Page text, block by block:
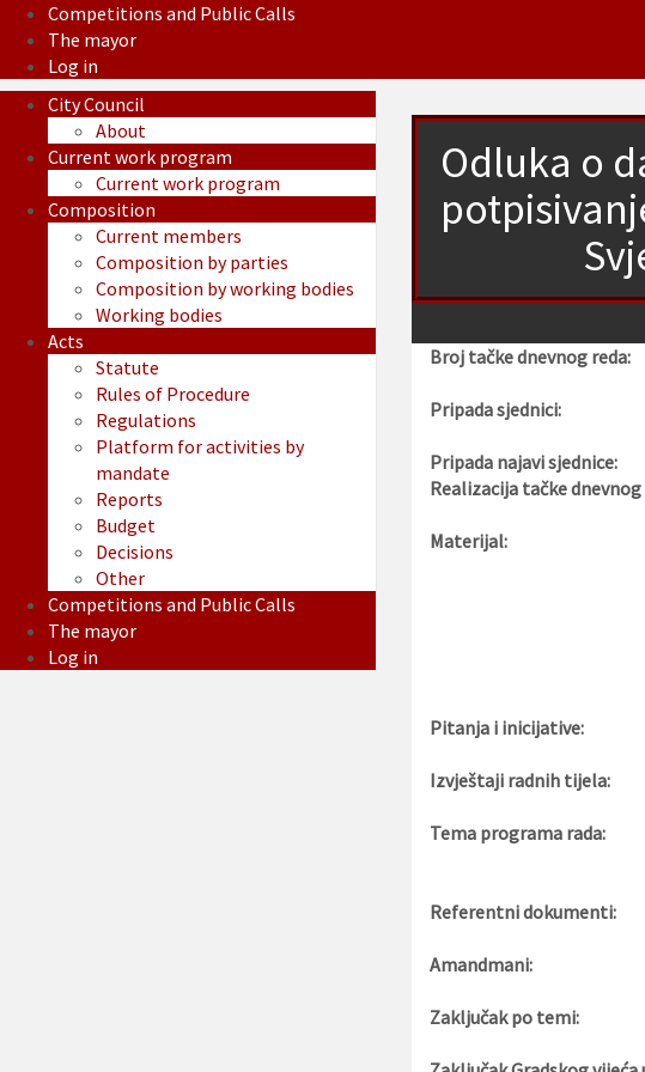
Competitions and Public Calls
The mayor
Log in
Odluka o
Broj tačke dnevnog reda:
Pripada sjednici:
Pripada najavi sjednice:
Realizacija tačke dnevnog
Materijal:
Pitanja i inicijative:
Izvještaji radnih tijela:
Tema programa rada:
Referentni dokumenti:
Amandmani:
Zaključak po temi:
City Council
About
Current work program
Current work program
Composition
Current members
Composition by parties
Composition by working bodies
Working bodies
Acts
Statute
Rules of Procedure
Regulations
Platform for activities by
mandate
Reports
Budget
Decisions
Other
Competitions and Public Calls
The mayor
Log in